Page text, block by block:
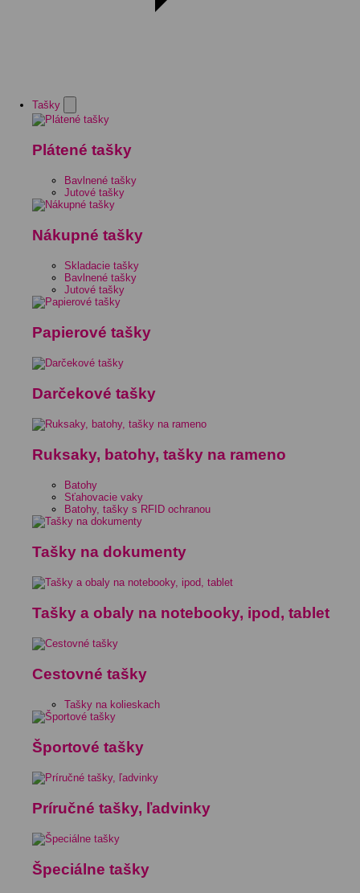
Tašky
Plátené tašky
Bavlnené tašky
Jutové tašky
Nákupné tašky
Skladacie tašky
Bavlnené tašky
Jutové tašky
Papierové tašky
Darčekové tašky
Ruksaky, batohy, tašky na rameno
Batohy
Sťahovacie vaky
Batohy, tašky s RFID ochranou
Tašky na dokumenty
Tašky a obaly na notebooky, ipod, tablet
Cestovné tašky
Tašky na kolieskach
Športové tašky
Príručné tašky, ľadvinky
Špeciálne tašky